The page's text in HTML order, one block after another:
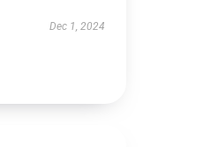
Dec 1, 2024